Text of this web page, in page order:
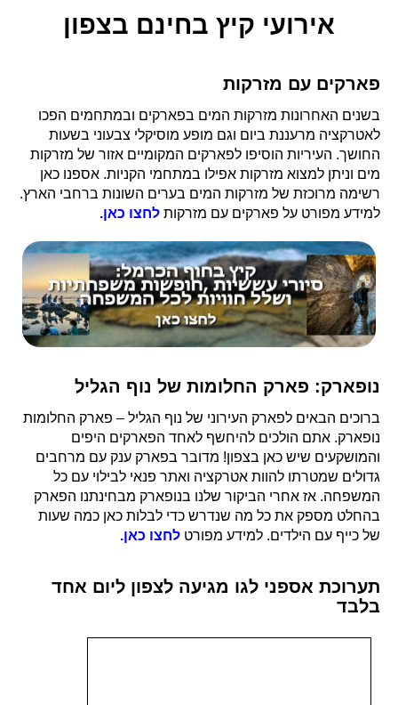
אירועי קיץ בחינם בצפון
פארקים עם מזרקות
בשנים האחרונות מזרקות המים בפארקים ובמתחמים הפכו
לאטרקציה מרעננת ביום וגם מופע מוסיקלי צבעוני בשעות
החושך. העיריות הוסיפו לפארקים המקומיים אזור של מזרקות
מים וניתן למצוא מזרקות אפילו במתחמי הקניות. אספנו כאן
רשימה מרוכזת של מזרקות המים בערים השונות ברחבי הארץ.
למידע מפורט על פארקים עם מזרקות לחצו כאן.
נופארק: פארק החלומות של נוף הגליל
ברוכים הבאים לפארק העירוני של נוף הגליל – פארק החלומות
נופארק. אתם הולכים להיחשף לאחד הפארקים היפים
והמושקעים שיש כאן בצפון! מדובר בפארק ענק עם מרחבים
גדולים שמטרתו להוות אטרקציה ואתר פנאי לבילוי עם כל
המשפחה. אז אחרי הביקור שלנו בנופארק מבחינתנו הפארק
בהחלט מספק את כל מה שנדרש כדי לבלות כאן כמה שעות
של כייף עם הילדים. למידע מפורט לחצו כאן.
תערוכת אספני לגו מגיעה לצפון ליום אחד
בלבד